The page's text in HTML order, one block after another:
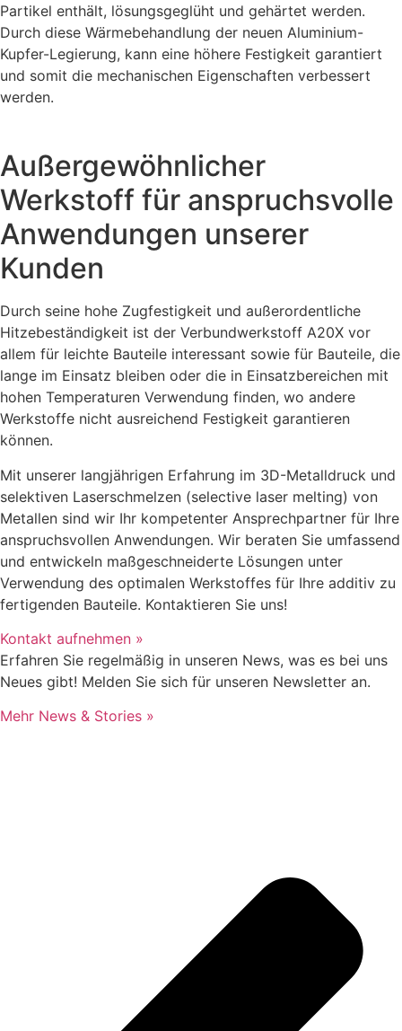
Partikel enthält, lösungsgeglüht und gehärtet werden.
Durch diese Wärmebehandlung der neuen Aluminium-
Kupfer-Legierung, kann eine höhere Festigkeit garantiert
und somit die mechanischen Eigenschaften verbessert
werden.
Außergewöhnlicher
Werkstoff für anspruchsvolle
Anwendungen unserer
Kunden
Durch seine hohe Zugfestigkeit und außerordentliche
Hitzebeständigkeit ist der Verbundwerkstoff A20X vor
allem für leichte Bauteile interessant sowie für Bauteile, die
lange im Einsatz bleiben oder die in Einsatzbereichen mit
hohen Temperaturen Verwendung finden, wo andere
Werkstoffe nicht ausreichend Festigkeit garantieren
können.
Mit unserer langjährigen Erfahrung im 3D-Metalldruck und
selektiven Laserschmelzen (selective laser melting) von
Metallen sind wir Ihr kompetenter Ansprechpartner für Ihre
anspruchsvollen Anwendungen. Wir beraten Sie umfassend
und entwickeln maßgeschneiderte Lösungen unter
Verwendung des optimalen Werkstoffes für Ihre additiv zu
fertigenden Bauteile. Kontaktieren Sie uns!
Kontakt aufnehmen »
Erfahren Sie regelmäßig in unseren News, was es bei uns
Neues gibt! Melden Sie sich für unseren Newsletter an.
Mehr News & Stories »